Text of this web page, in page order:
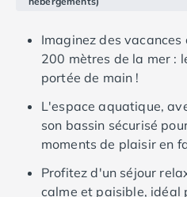
Camping Auray
Camping Carnac
Camping La Trinité sur Mer
Camping Penestin
Camping Quiberon
Camping Sarzeau
Camping Vannes
Camping Champagne-
Imaginez des
200 mètres de la mer :
portée de main !
L'espace aquatique,
son bassin sécurisé
moments de plaisir en
Profitez d'un séjour
calme et paisible, idéal